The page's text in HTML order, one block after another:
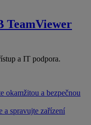
TeamViewer
a IT podpora.
okamžitou a bezpečnou
a spravujte zařízení